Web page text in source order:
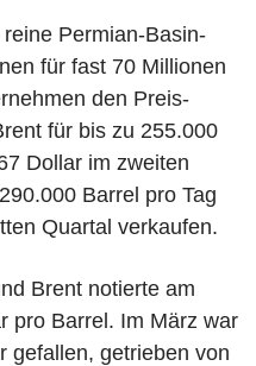
Permian-Basin-
für fast 70 Millionen
den Preis-
für bis zu 255.000
Dollar im zweiten
Barrel pro Tag
Quartal verkaufen.
Brent notierte am
pro Barrel. Im März war
gefallen, getrieben von